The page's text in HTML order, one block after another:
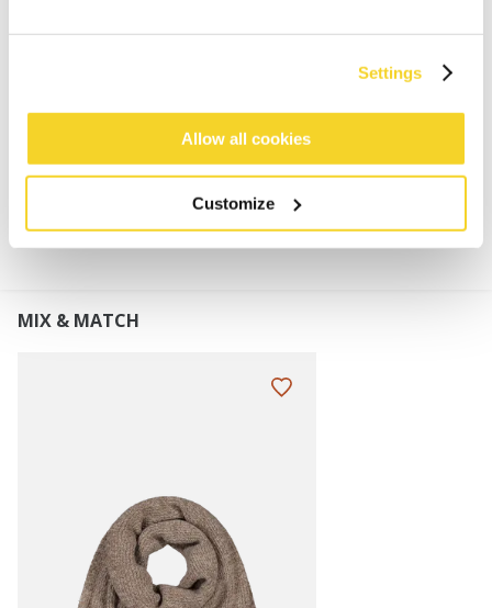
Settings
Allow all cookies
Customize
Elastische Mütze mit Rippenmuster
MATERIALIEN UND DETAILS
MIX & MATCH